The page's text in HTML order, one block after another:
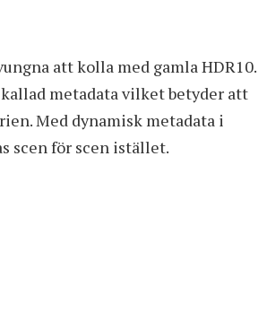
att kolla med gamla HDR10.
metadata vilket betyder att
Med dynamisk metadata i
scen för scen istället.